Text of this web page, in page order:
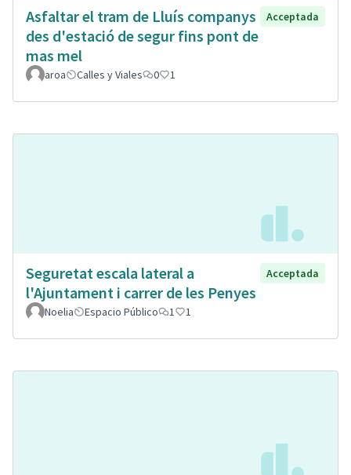
Asfaltar el tram de Lluís companys
des d'estació de segur fins pont de
mas mel
Acceptada
aroa Calles y Viales 0 1
Seguretat escala lateral a
l'Ajuntament i carrer de les Penyes
Acceptada
Noelia Espacio Público 1 1